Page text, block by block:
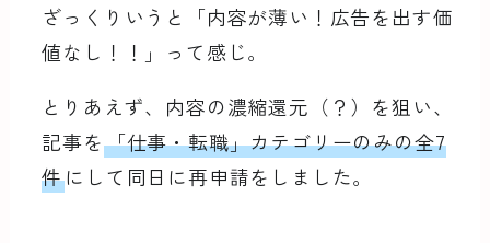
ざっくりいうと「内容が薄い！広告を出す価
値なし！！」って感じ。
とりあえず、内容の濃縮還元（？）を狙い、
記事を「仕事・転職」カテゴリーのみの全7
件にして同日に再申請をしました。